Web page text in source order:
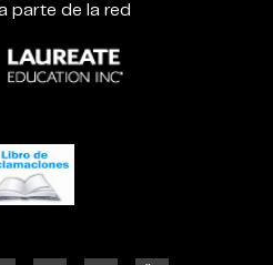
parte de la red